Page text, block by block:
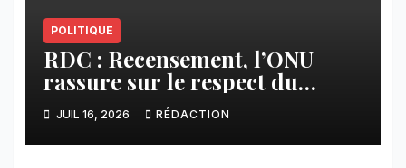
POLITIQUE
RDC : Recensement, l’ONU
rassure sur le respect du
calendrier constitutionnel
JUIL 16, 2026 RÉDACTION